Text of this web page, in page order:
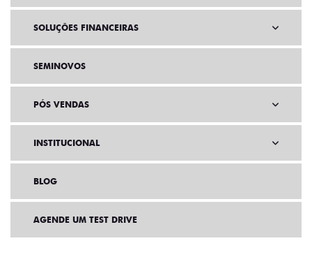
SOLUÇÕES FINANCEIRAS
SEMINOVOS
PÓS VENDAS
INSTITUCIONAL
BLOG
AGENDE UM TEST DRIVE